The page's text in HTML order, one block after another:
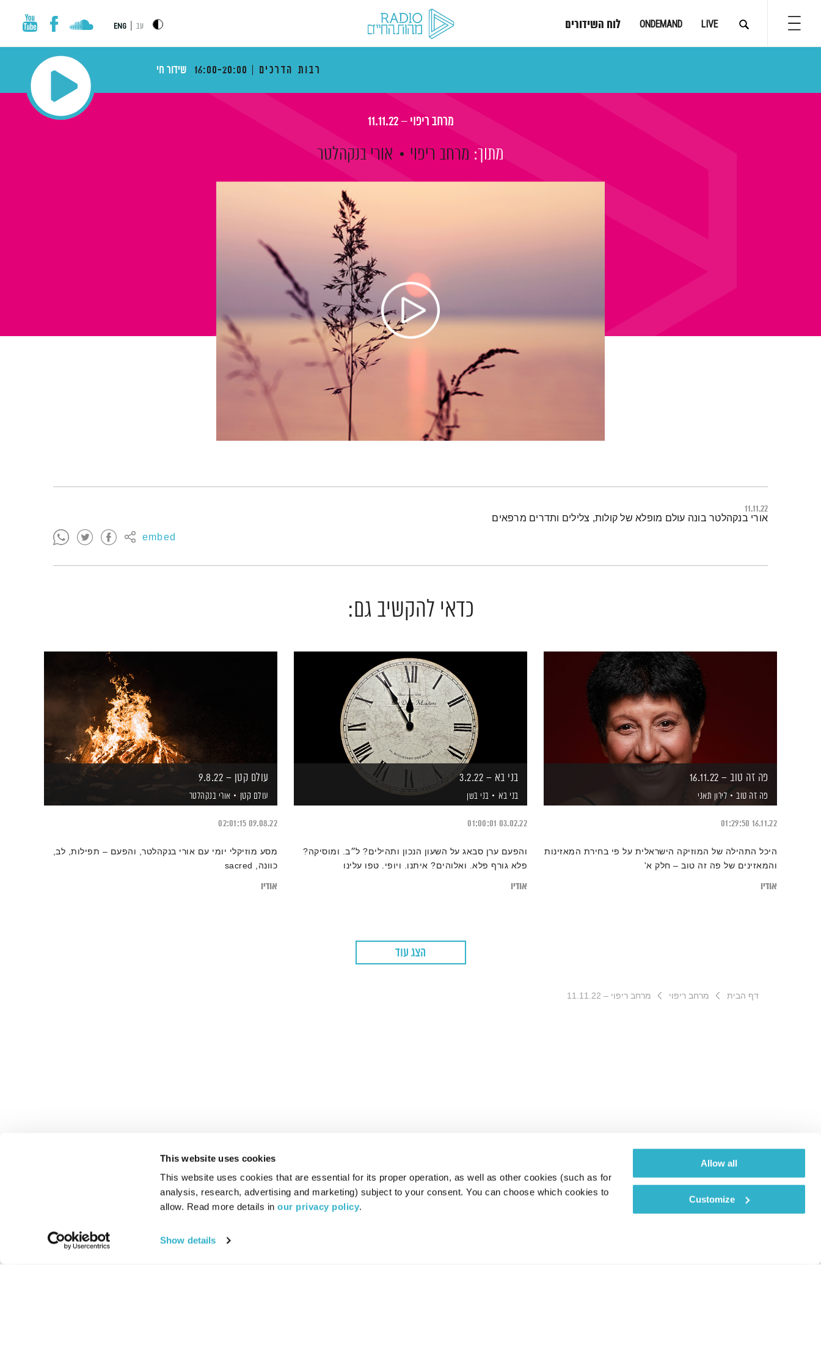
This website uses cookies
This website uses cookies that are essential for its proper operation, as well as other cookies (such as for
analysis, research, advertising and marketing) subject to your consent. You can choose which cookies to
allow. Read more details in our privacy policy.
Show details
Allow all
Customize
LIVE
ONDEMAND לוח השידורים עב ENG
רבות הדרכים 16:00-20:00 שידור חי
מרחב ריפוי – 11.11.22
מתוך: מרחב ריפוי אורי בנקהלטר
11.11.22
embed
תמצית הפודקאסט
אורי בנקהלטר בונה עולם מופלא של קולות, צלילים ותדרים מרפאים
כדאי להקשיב גם:
פה זה טוב – 16.11.22
פה זה טוב לירון תאני
16.11.22
01:29:50
היכל התהילה של המוזיקה הישראלית על פי בחירת המאזינות
והמאזינים של פה זה טוב – חלק א'
אודיו
בני בא – 3.2.22
בני בא בני בשן
03.02.22
01:00:01
והפעם ערן סבאג על השעון הנכון ותהילים? ל״ב. ומוסיקה?
פלא גורף פלא. ואלוהים? איתנו. ויופי. טפו עלינו
אודיו
עולם קטן – 9.8.22
עולם קטן אורי בנקהלטר
09.08.22
02:01:15
מסע מוזיקלי יומי עם אורי בנקהלטר, והפעם – תפילות, לב,
כוונה, sacred
אודיו
הצג עוד
דף הבית מרחב ריפוי מרחב ריפוי – 11.11.22